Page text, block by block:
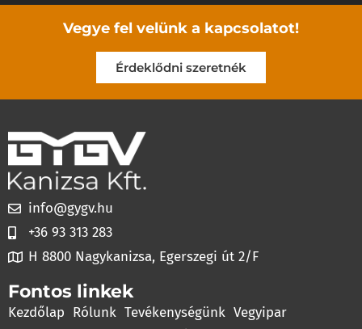
Vegye fel velünk a kapcsolatot!
Érdeklődni szeretnék
info@gygv.hu
+36 93 313 283
H 8800 Nagykanizsa, Egerszegi út 2/F
Fontos linkek
Kezdőlap Rólunk Tevékenységünk Vegyipar